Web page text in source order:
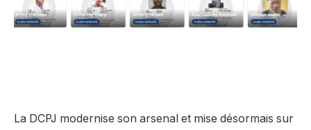
La DCPJ modernise son arsenal et mise désormais sur